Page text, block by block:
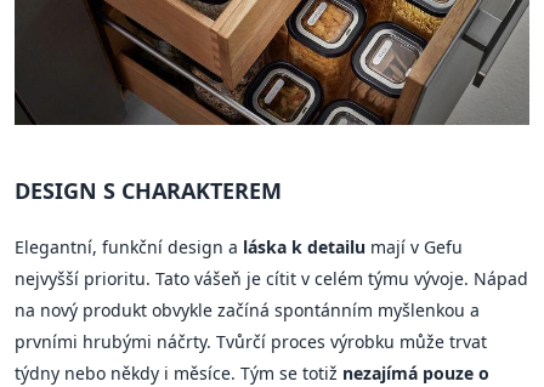
DESIGN S CHARAKTEREM
Elegantní, funkční design a láska k detailu mají v Gefu
nejvyšší prioritu. Tato vášeň je cítit v celém týmu vývoje. Nápad
na nový produkt obvykle začíná spontánním myšlenkou a
prvními hrubými náčrty. Tvůrčí proces výrobku může trvat
týdny nebo někdy i měsíce. Tým se totiž nezajímá pouze o